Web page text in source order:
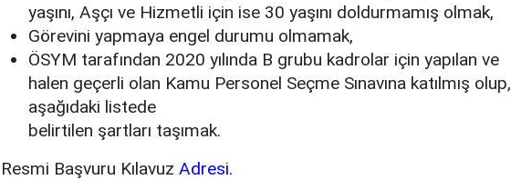
yaşını, Aşçı ve Hizmetli için ise 30 yaşını doldurmamış olmak,
Görevini yapmaya engel durumu olmamak,
ÖSYM tarafından 2020 yılında B grubu kadrolar için yapılan ve
halen geçerli olan Kamu Personel Seçme Sınavına katılmış olup,
aşağıdaki listede
belirtilen şartları taşımak.
Resmi Başvuru Kılavuz Adresi.